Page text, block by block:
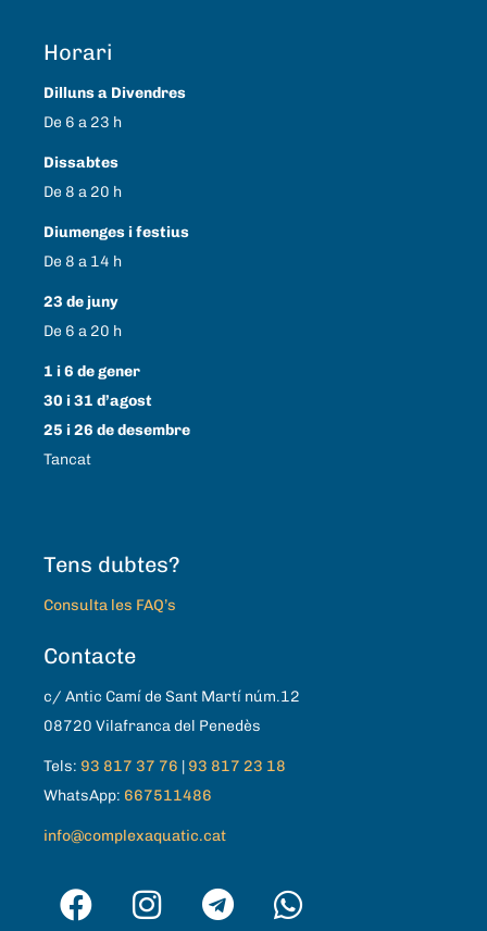
Horari
Dilluns a Divendres
De 6 a 23 h
Dissabtes
De 8 a 20 h
Diumenges i festius
De 8 a 14 h
23 de juny
De 6 a 20 h
1 i 6 de gener
30 i 31 d’agost
25 i 26 de desembre
Tancat
Tens dubtes?
Consulta les FAQ’s
Contacte
c/ Antic Camí de Sant Martí núm.12
08720 Vilafranca del Penedès
Tels: 93 817 37 76 | 93 817 23 18
WhatsApp: 667511486
info@complexaquatic.cat